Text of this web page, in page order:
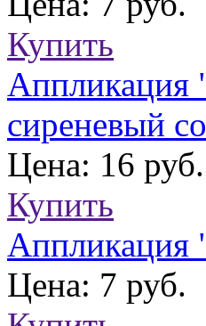
Купить
Аппликация
сиреневый
Цена: 16 руб.
Купить
Аппликация
Цена: 7 руб.